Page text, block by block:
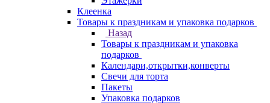
Клеенка
Товары к праздникам и упаковка подарков
Назад
Товары к праздникам и упаковка
подарков
Календари,открытки,конверты
Свечи для торта
Пакеты
Упаковка подарков